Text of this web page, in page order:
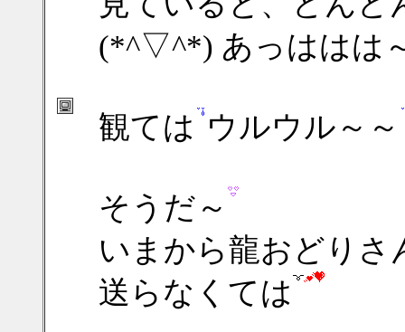
(*^▽^*) あっははは
観ては ウルウル～～
そうだ～
いまから龍おどり
送らなくては